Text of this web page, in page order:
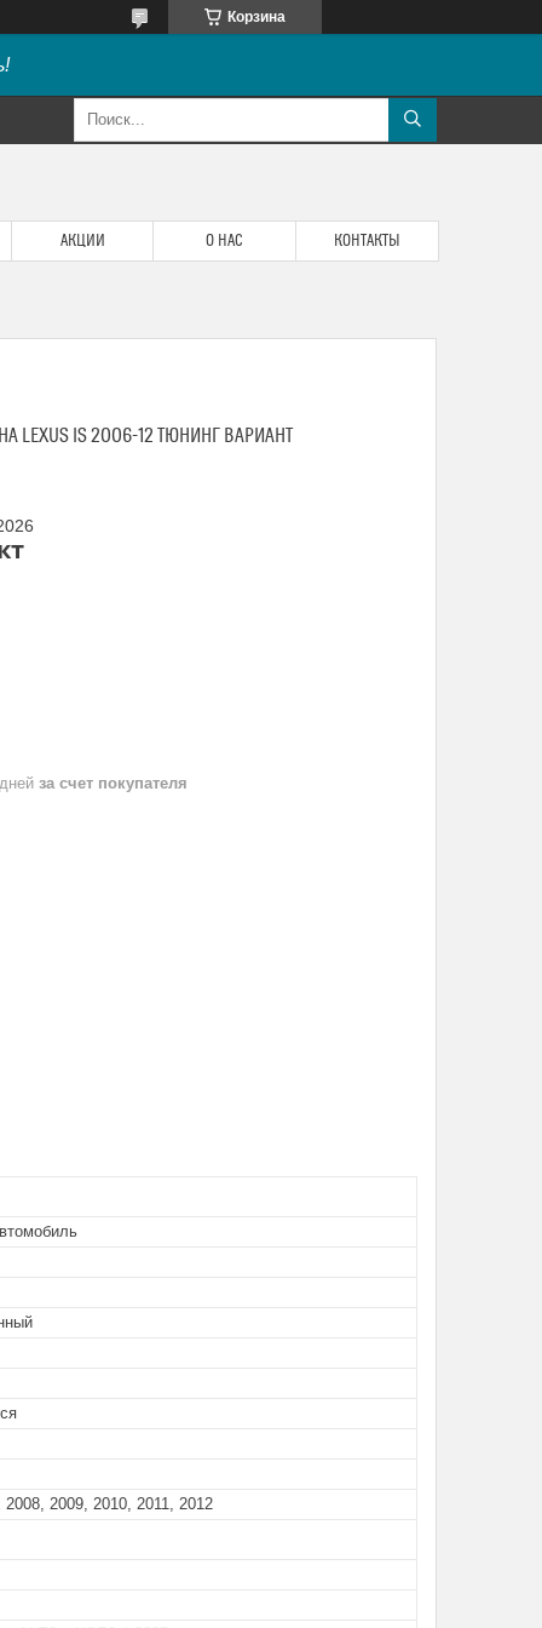
Корзина
АКЦИИ О НАС КОНТАКТЫ
LEXUS IS 2006-12 ТЮНИНГ ВАРИАНТ
за счет покупателя
2008, 2009, 2010, 2011, 2012